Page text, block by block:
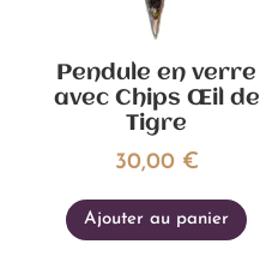
Pendule en verre
avec Chips Œil de
Tigre
30,00 €
Ajouter au panier